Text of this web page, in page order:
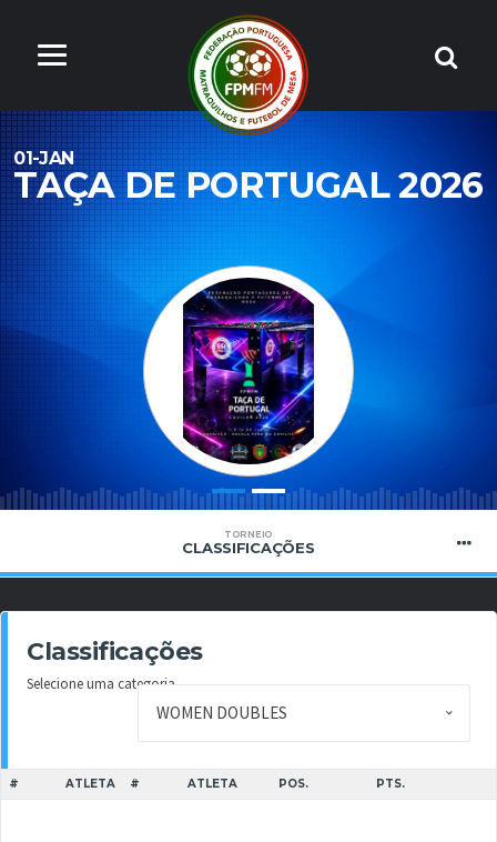
01-JAN
TAÇA DE PORTUGAL 2026
TORNEIO
CLASSIFICAÇÕES
Classificações
Selecione uma categoria
# ATLETA # ATLETA POS. PTS.